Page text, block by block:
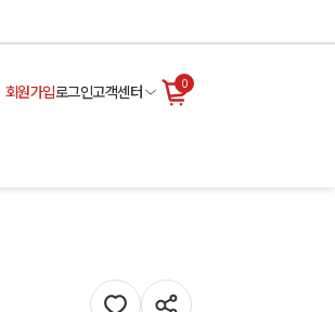
회원가입로그인고객센터 0